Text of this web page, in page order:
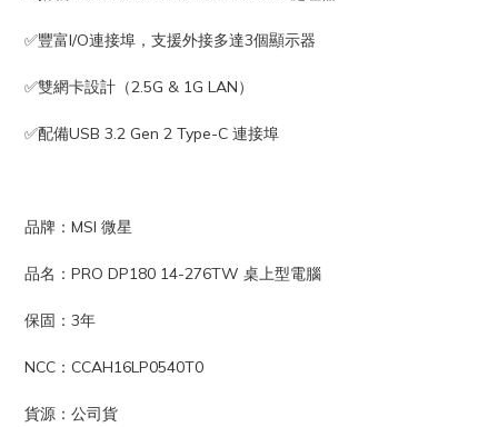
✅豐富I/O連接埠，支援外接多達3個顯示器
✅雙網卡設計（2.5G & 1G LAN）
✅配備USB 3.2 Gen 2 Type-C 連接埠
品牌：MSI 微星
品名：PRO DP180 14-276TW 桌上型電腦
保固：3年
NCC：CCAH16LP0540T0
貨源：公司貨